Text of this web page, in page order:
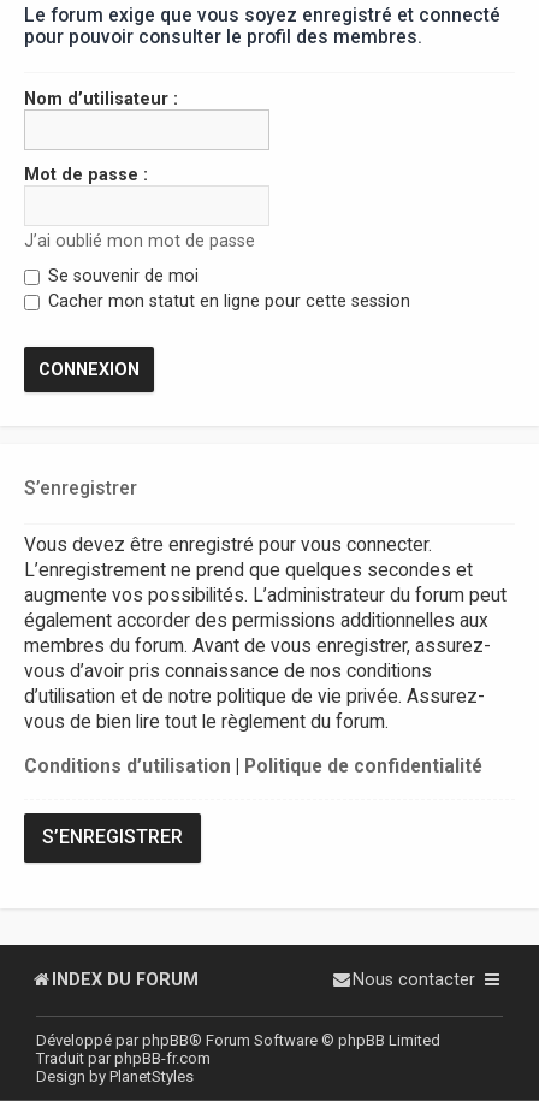
Le forum exige que vous soyez enregistré et connecté
pour pouvoir consulter le profil des membres.
Nom d’utilisateur :
Mot de passe :
J’ai oublié mon mot de passe
Se souvenir de moi
Cacher mon statut en ligne pour cette session
S’enregistrer
Vous devez être enregistré pour vous connecter.
L’enregistrement ne prend que quelques secondes et
augmente vos possibilités. L’administrateur du forum peut
également accorder des permissions additionnelles aux
membres du forum. Avant de vous enregistrer, assurez-
vous d’avoir pris connaissance de nos conditions
d’utilisation et de notre politique de vie privée. Assurez-
vous de bien lire tout le règlement du forum.
Conditions d’utilisation Politique de confidentialité
S’ENREGISTRER
INDEX DU FORUM Nous contacter
Développé parphpBB® Forum Software © phpBB Limited
Traduit parphpBB-fr.com
Design by PlanetStyles